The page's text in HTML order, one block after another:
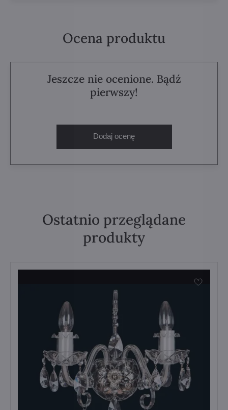
Ocena produktu
Jeszcze nie ocenione. Bądź
pierwszy!
Dodaj ocenę
Ostatnio przeglądane
produkty